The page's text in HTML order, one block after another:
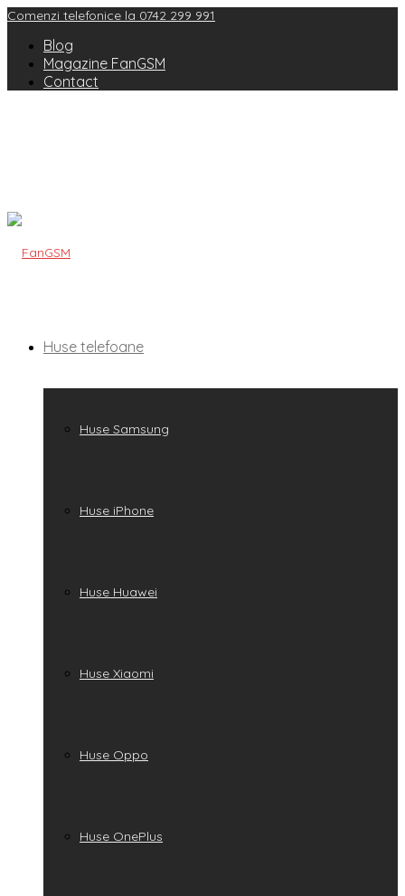
Comenzi telefonice la 0742 299 991
Blog
Magazine FanGSM
Contact
Huse telefoane
Huse Samsung
Huse iPhone
Huse Huawei
Huse Xiaomi
Huse Oppo
Huse OnePlus